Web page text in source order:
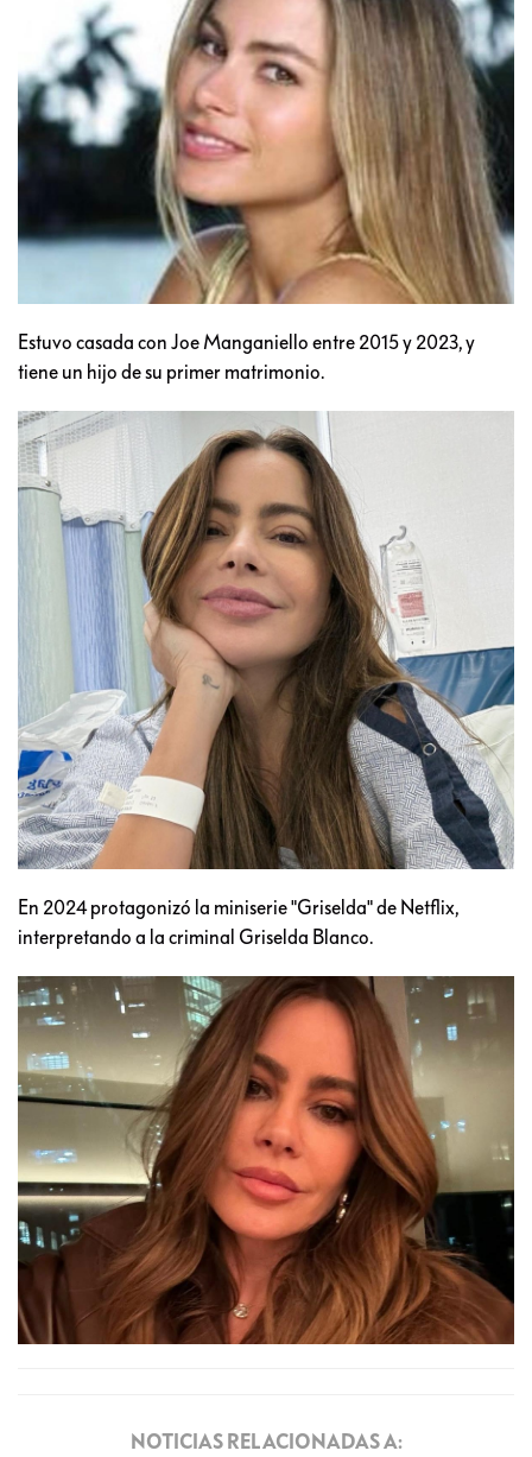
Estuvo casada con Joe Manganiello entre 2015 y 2023, y
tiene un hijo de su primer matrimonio.
En 2024 protagonizó la miniserie "Griselda" de Netflix,
interpretando a la criminal Griselda Blanco.
NOTICIAS RELACIONADAS A: